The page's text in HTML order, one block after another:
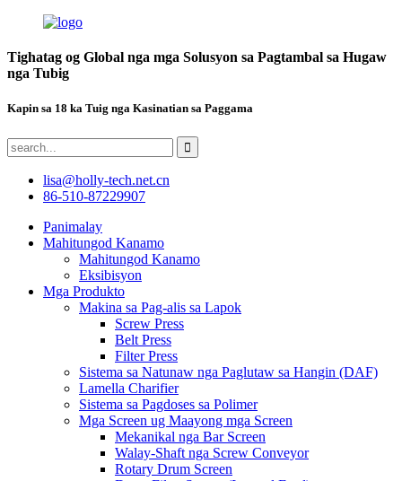
Tighatag og Global nga mga Solusyon sa Pagtambal sa Hugaw
nga Tubig
Kapin sa 18 ka Tuig nga Kasinatian sa Paggama
lisa@holly-tech.net.cn
86-510-87229907
Panimalay
Mahitungod Kanamo
Mahitungod Kanamo
Eksibisyon
Mga Produkto
Makina sa Pag-alis sa Lapok
Screw Press
Belt Press
Filter Press
Sistema sa Natunaw nga Paglutaw sa Hangin (DAF)
Lamella Charifier
Sistema sa Pagdoses sa Polimer
Mga Screen ug Maayong mga Screen
Mekanikal nga Bar Screen
Walay-Shaft nga Screw Conveyor
Rotary Drum Screen